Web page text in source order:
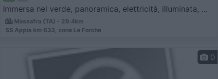
Immersa nel verde, panoramica, elettricità, illuminata, ...
Massafra (TA) - 29.4km
SS Appia km 633, zona Le Forche
0